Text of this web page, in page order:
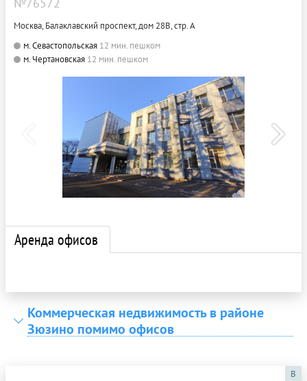
Москва, Балаклавский проспект, дом 28В, стр. А
м. Севастопольская 12 мин. пешком
м. Чертановская 12 мин. пешком
Аренда офисов
Коммерческая недвижимость в районе
Зюзино помимо офисов
B